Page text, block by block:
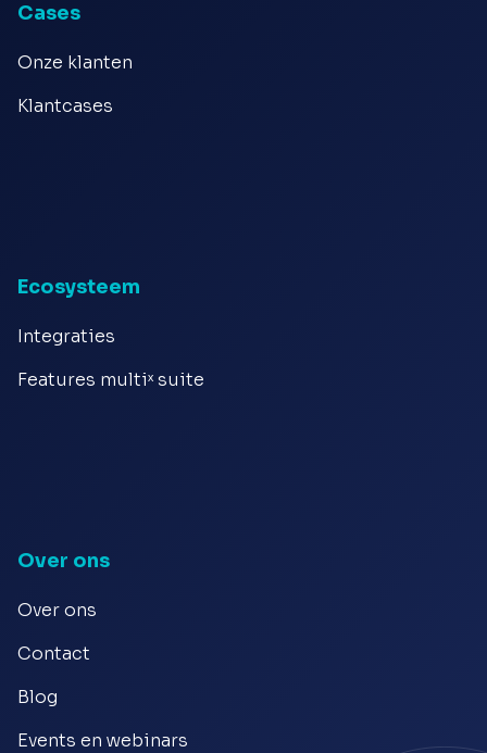
Cases
Onze klanten
Klantcases
Ecosysteem
Integraties
Features multiˣ suite
Over ons
Over ons
Contact
Blog
Events en webinars